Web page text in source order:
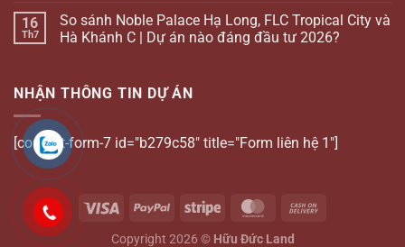
16
Th7
So sánh Noble Palace Hạ Long, FLC Tropical City và
Hà Khánh C | Dự án nào đáng đầu tư 2026?
NHẬN THÔNG TIN DỰ ÁN
[contact-form-7 id="b279c58" title="Form liên hệ 1"]
Copyright 2026 © Hữu Đức Land